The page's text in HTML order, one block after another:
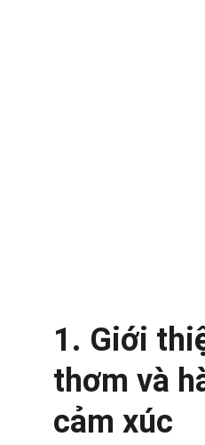
1. Giới
thơm và
cảm xúc